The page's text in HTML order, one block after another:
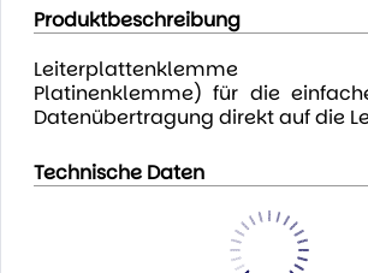
Produktbeschreibung
Leiterplattenklemme
Platinenklemme) für die
Datenübertragung direkt auf die
Technische Daten